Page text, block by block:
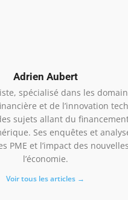
Adrien Aubert
spécialisé dans les
et de l’innovation
sujets allant du
Ses enquêtes et
PME et l’impact des
l’économie.
Voir tous les articles →